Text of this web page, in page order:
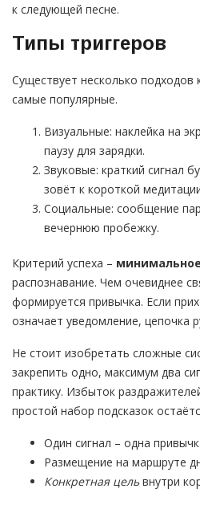
к следующей песне.
Типы триггеров
Существует несколько подходов
самые популярные.
Визуальные: наклейка на
паузу для зарядки.
Звуковые: краткий сигнал
зовёт к короткой
Социальные: сообщение
вечернюю пробежку.
Критерий успеха –
распознавание. Чем очевиднее
формируется привычка. Если
означает уведомление, цепочка
Не стоит изобретать сложные
закрепить одно, максимум два
практику. Избыток
простой набор подсказок
Один сигнал – одна
Размещение на маршруте
Конкретная цель внутри